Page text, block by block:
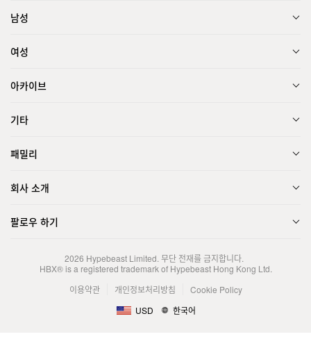
남성
여성
아카이브
기타
패밀리
회사 소개
팔로우 하기
2026 Hypebeast Limited. 무단 전재를 금지합니다.
HBX® is a registered trademark of Hypebeast Hong Kong Ltd.
이용약관
개인정보처리방침
Cookie Policy
USD
한국어